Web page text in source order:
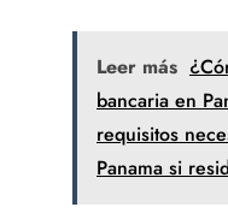
Leer más
bancaria en
requisitos
Panama si